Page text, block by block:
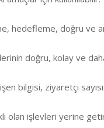
hedefleme, doğru ve
doğru, kolay ve
bilgisi, ziyaretçi
olan işlevleri yerine